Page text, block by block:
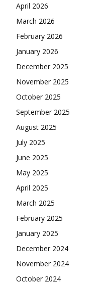
April 2026
March 2026
February 2026
January 2026
December 2025
November 2025
October 2025
September 2025
August 2025
July 2025
June 2025
May 2025
April 2025
March 2025
February 2025
January 2025
December 2024
November 2024
October 2024